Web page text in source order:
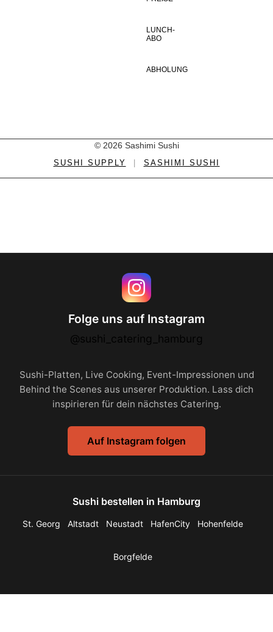
LUNCH-
ABO
ABHOLUNG
© 2026 Sashimi Sushi
SUSHI SUPPLY SASHIMI SUSHI
Folge uns auf Instagram
@sushi_catering_hamburg
Sushi-Platten, Live Cooking, Event-Impressionen und
Behind the Scenes aus unserer Produktion. Lass dich
inspirieren für dein nächstes Catering.
Auf Instagram folgen
Sushi bestellen in Hamburg
St. Georg Altstadt Neustadt HafenCity Hohenfelde
Borgfelde